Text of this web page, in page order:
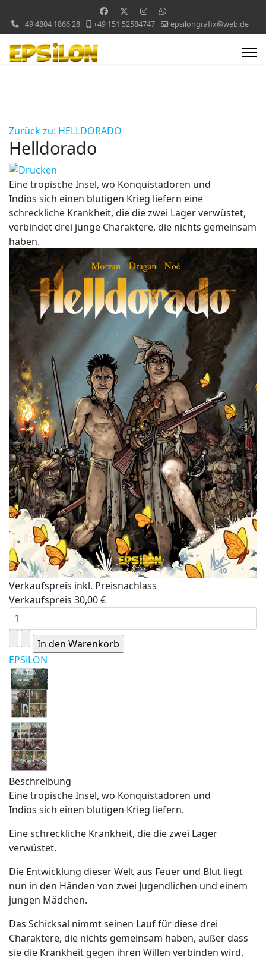
+49 4804 1866 28 +49 151 52584747 epsilongrafix@web.de
Zurück zu: HELLDORADO
Helldorado
Eine tropische Insel, wo Konquistadoren und
Indios sich einen blutigen Krieg liefern eine
schreckliche Krankheit, die die zwei Lager verwüstet,
verbindet drei junge Charaktere, die nichts gemeinsam
haben.
Verkaufspreis inkl. Preisnachlass
Verkaufspreis 30,00 €
EPSiLON
Beschreibung
Eine tropische Insel, wo Konquistadoren und
Indios sich einen blutigen Krieg liefern.
Eine schreckliche Krankheit, die die zwei Lager
verwüstet.
Die Entwicklung dieser Welt aus Feuer und Blut liegt
nun in den Händen von zwei Jugendlichen und einem
jungen Mädchen.
Das Schicksal nimmt seinen Lauf für diese drei
Charaktere, die nichts gemeinsam haben, außer dass
sie die Krankheit gegen ihren Willen verbinden wird.